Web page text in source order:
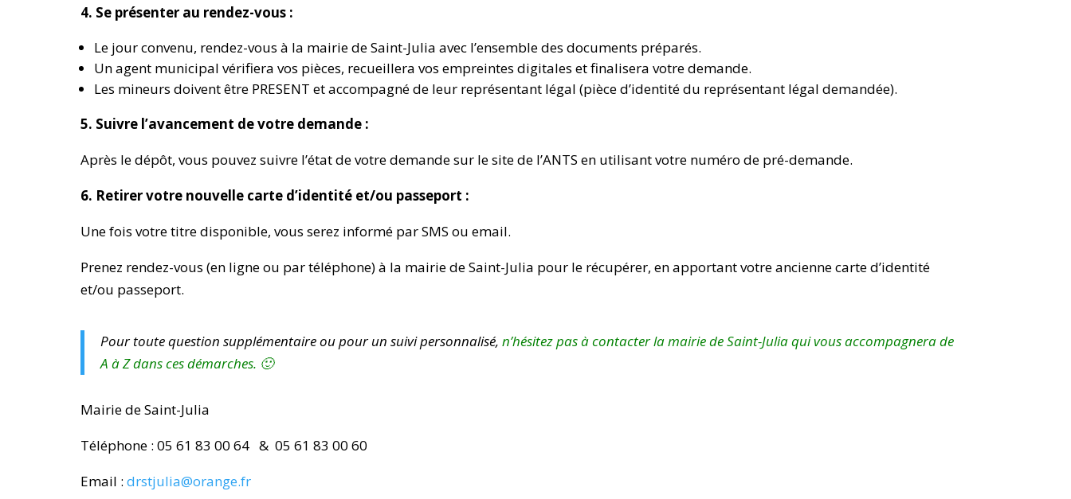
4. Se présenter au rendez-vous :
Le jour convenu, rendez-vous à la mairie de Saint-Julia avec l’ensemble des documents préparés.
Un agent municipal vérifiera vos pièces, recueillera vos empreintes digitales et finalisera votre demande.
Les mineurs doivent être PRESENT et accompagné de leur représentant légal (pièce d’identité du représentant légal demandée).
5. Suivre l’avancement de votre demande :
Après le dépôt, vous pouvez suivre l’état de votre demande sur le site de l’ANTS en utilisant votre numéro de pré-demande.
6. Retirer votre nouvelle carte d’identité et/ou passeport :
Une fois votre titre disponible, vous serez informé par SMS ou email.
Prenez rendez-vous (en ligne ou par téléphone)à la mairie de Saint-Julia pour le récupérer, en apportant votre ancienne carte d’identité
et/ou passeport.
Pour toute question supplémentaire ou pour un suivi personnalisé, n’hésitez pas à contacter la mairie de Saint-Julia qui vous accompagnera de
A à Z dans ces démarches. 🙂
Mairie de Saint-Julia
Téléphone : 05 61 83 00 64& 05 61 83 00 60
Email : drstjulia@orange.fr